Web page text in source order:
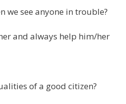
we see anyone in trouble?
and always help him/her
of a good citizen?